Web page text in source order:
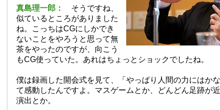
真島理一郎： そうですね、
似ているところがありました
ね。こっちはCGにしかでき
ないことをやろうと思って無
茶をやったのですが、向こう
もCG使っていた。あれはちょっとショックでしたね。
僕は録画した開会式を見て、「やっぱり人間の力にはか
て感動したんですよ。マスゲームとか、どんどん足跡が
演出とか。